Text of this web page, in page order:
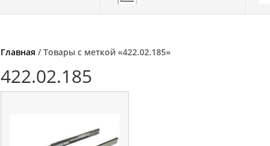
Главная / Товары с меткой «422.02.185»
422.02.185